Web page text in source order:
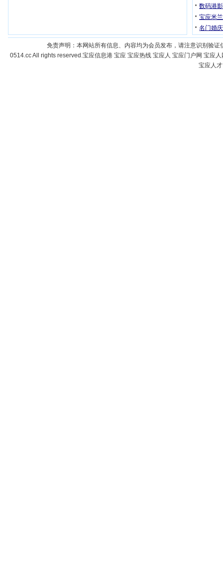
数码港
宝应米
名门婚
免责声明：本网站所有信息、内容均为会员发布，请注意识别验
0514.cc All rights reserved.宝应信息港 宝应 宝应热线 宝应人 宝应门户网 宝应
宝应人